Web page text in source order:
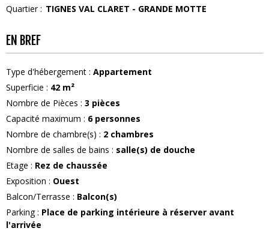
Quartier : TIGNES VAL CLARET - GRANDE MOTTE
EN BREF
Type d'hébergement : Appartement
Superficie : 42 m²
Nombre de Pièces : 3 pièces
Capacité maximum : 6 personnes
Nombre de chambre(s) : 2 chambres
Nombre de salles de bains : salle(s) de douche
Etage : Rez de chaussée
Exposition : Ouest
Balcon/Terrasse : Balcon(s)
Parking: Place de parking intérieure à réserver avant
l'arrivée